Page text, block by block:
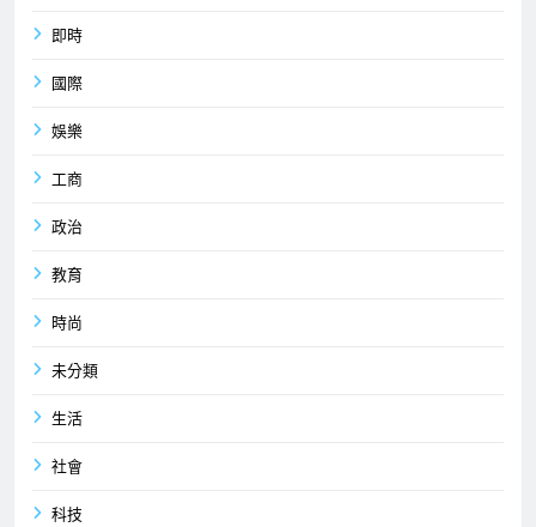
即時
國際
娛樂
工商
政治
教育
時尚
未分類
生活
社會
科技